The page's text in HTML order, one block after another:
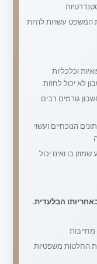
המשפט עשויות להיות
וכלכליות
לא יכול לחזות
גורמים רבים
הנוכחיים ועשוי
בו ואינו יכול
הבלעדית.
החלטות משפטיות